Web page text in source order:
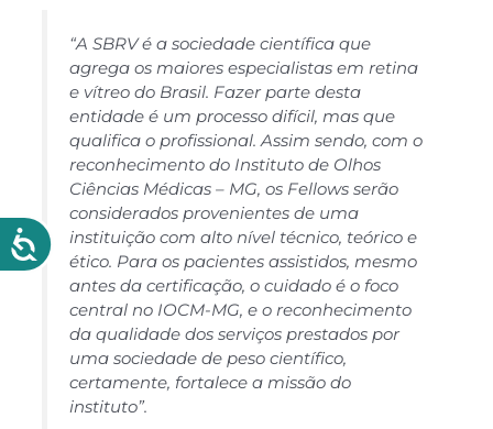
“A SBRV é a sociedade científica que
agrega os maiores especialistas em retina
e vítreo do Brasil. Fazer parte desta
entidade é um processo difícil, mas que
qualifica o profissional. Assim sendo, com o
reconhecimento do Instituto de Olhos
Ciências Médicas – MG, os Fellows serão
considerados provenientes de uma
instituição com alto nível técnico, teórico e
ético. Para os pacientes assistidos, mesmo
antes da certificação, o cuidado é o foco
central no IOCM-MG, e o reconhecimento
da qualidade dos serviços prestados por
uma sociedade de peso científico,
certamente, fortalece a missão do
instituto”.